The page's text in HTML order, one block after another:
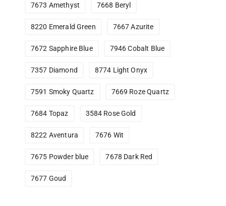
7673 Amethyst 7668 Beryl
8220 Emerald Green 7667 Azurite
7672 Sapphire Blue 7946 Cobalt Blue
7357 Diamond 8774 Light Onyx
7591 Smoky Quartz 7669 Roze Quartz
7684 Topaz 3584 Rose Gold
8222 Aventura 7676 Wit
7675 Powder blue 7678 Dark Red
7677 Goud